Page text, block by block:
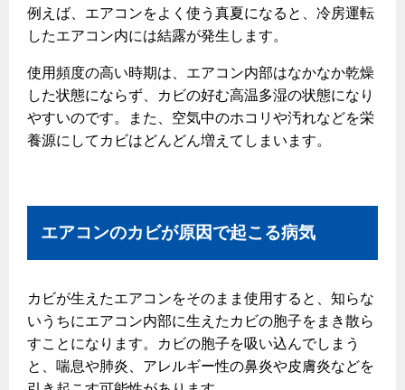
ガスメーターの役割と安全機能
古くなったガス管の交換のおすすめ
正しい接続で安全に
長期使用製品安全点検制度について
換気と給排気設備の注意点
保安体制について
ガス設備安全点検について
各種手続き
お引越しのときには
例えば、エアコンをよく使う真夏になると、冷房運転
したエアコン内には結露が発生します。
使用頻度の高い時期は、エアコン内部はなかなか乾燥
した状態にならず、カビの好む高温多湿の状態になり
やすいのです。また、空気中のホコリや汚れなどを栄
養源にしてカビはどんどん増えてしまいます。
エアコンのカビが原因で起こる病気
カビが生えたエアコンをそのまま使用すると、知らな
いうちにエアコン内部に生えたカビの胞子をまき散ら
すことになります。カビの胞子を吸い込んでしまう
と、喘息や肺炎、アレルギー性の鼻炎や皮膚炎などを